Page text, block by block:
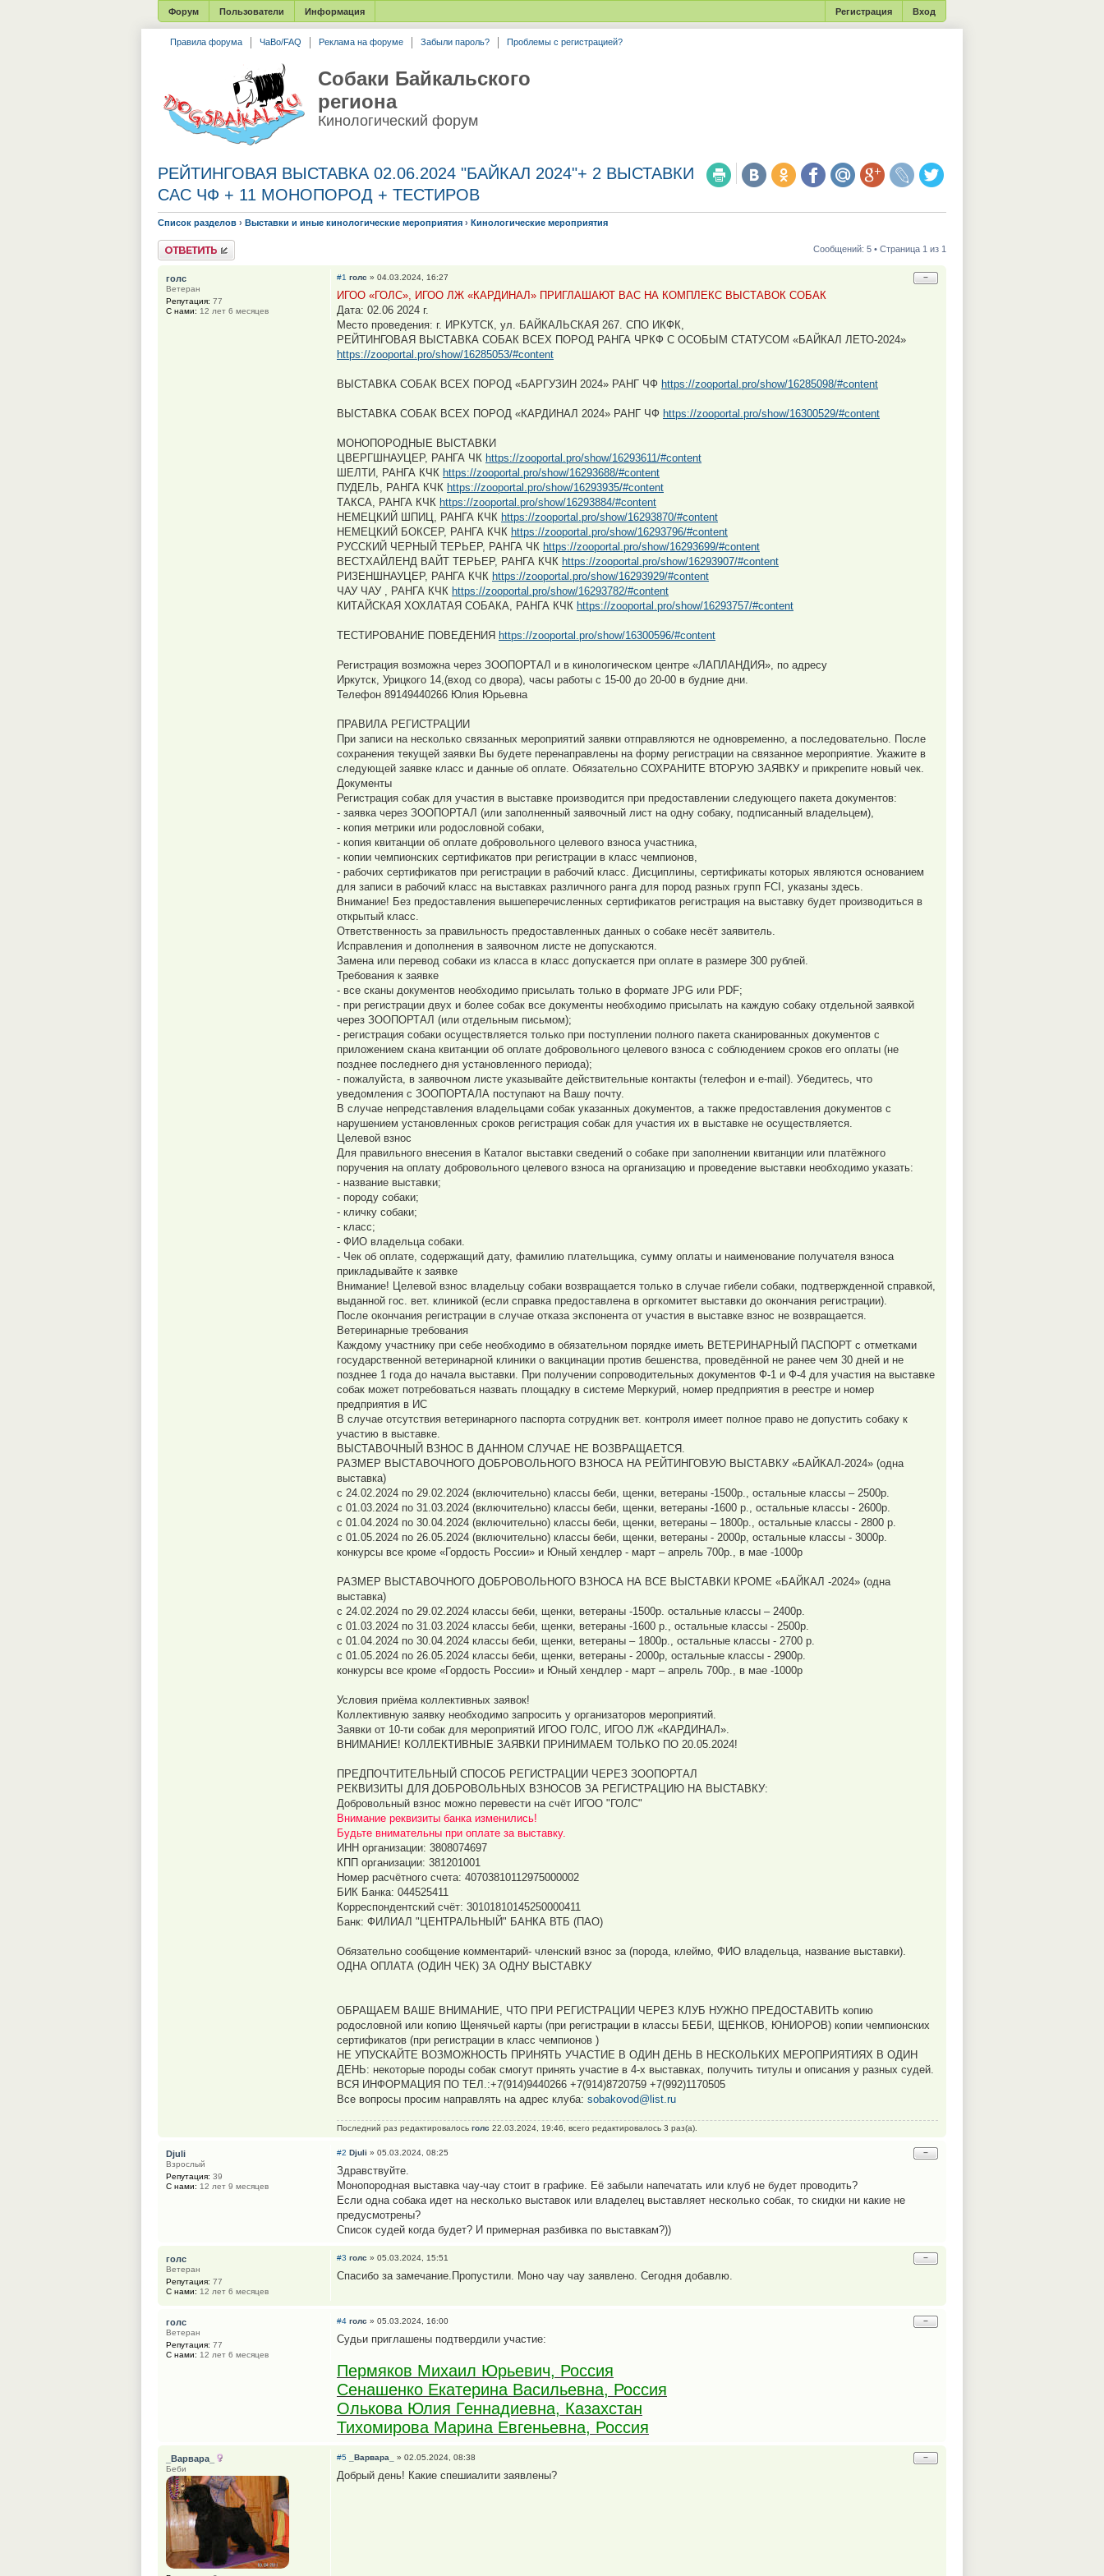
Форум Пользователи Информация Вход
Регистрация
Правила форума ЧаВо/FAQ Реклама на форуме Забыли пароль? Проблемы с регистрацией?
Собаки Байкальского
региона
Кинологический форум
РЕЙТИНГОВАЯ ВЫСТАВКА 02.06.2024 "БАЙКАЛ 2024"+ 2 ВЫСТАВКИ
САС ЧФ + 11 МОНОПОРОД + ТЕСТИРОВ
Список разделов › Выставки и иные кинологические мероприятия › Кинологические мероприятия
Ответить Сообщений: 5 • Страница 1 из 1
−
#1 голс » 04.03.2024, 16:27
ИГОО «ГОЛС», ИГОО ЛЖ «КАРДИНАЛ» ПРИГЛАШАЮТ ВАС НА КОМПЛЕКС ВЫСТАВОК СОБАК
Дата: 02.06 2024 г.
Место проведения: г. ИРКУТСК, ул. БАЙКАЛЬСКАЯ 267. СПО ИКФК,
РЕЙТИНГОВАЯ ВЫСТАВКА СОБАК ВСЕХ ПОРОД РАНГА ЧРКФ С ОСОБЫМ СТАТУСОМ «БАЙКАЛ ЛЕТО-2024»
https://zooportal.pro/show/16285053/#content
ВЫСТАВКА СОБАК ВСЕХ ПОРОД «БАРГУЗИН 2024» РАНГ ЧФ https://zooportal.pro/show/16285098/#content
ВЫСТАВКА СОБАК ВСЕХ ПОРОД «КАРДИНАЛ 2024» РАНГ ЧФ https://zooportal.pro/show/16300529/#content
МОНОПОРОДНЫЕ ВЫСТАВКИ
ЦВЕРГШНАУЦЕР, РАНГА ЧК https://zooportal.pro/show/16293611/#content
ШЕЛТИ, РАНГА КЧК https://zooportal.pro/show/16293688/#content
ПУДЕЛЬ, РАНГА КЧК https://zooportal.pro/show/16293935/#content
ТАКСА, РАНГА КЧК https://zooportal.pro/show/16293884/#content
НЕМЕЦКИЙ ШПИЦ, РАНГА КЧК https://zooportal.pro/show/16293870/#content
НЕМЕЦКИЙ БОКСЕР, РАНГА КЧК https://zooportal.pro/show/16293796/#content
РУССКИЙ ЧЕРНЫЙ ТЕРЬЕР, РАНГА ЧК https://zooportal.pro/show/16293699/#content
ВЕСТХАЙЛЕНД ВАЙТ ТЕРЬЕР, РАНГА КЧК https://zooportal.pro/show/16293907/#content
РИЗЕНШНАУЦЕР, РАНГА КЧК https://zooportal.pro/show/16293929/#content
ЧАУ ЧАУ , РАНГА КЧК https://zooportal.pro/show/16293782/#content
КИТАЙСКАЯ ХОХЛАТАЯ СОБАКА, РАНГА КЧК https://zooportal.pro/show/16293757/#content
ТЕСТИРОВАНИЕ ПОВЕДЕНИЯ https://zooportal.pro/show/16300596/#content
Регистрация возможна через ЗООПОРТАЛ и в кинологическом центре «ЛАПЛАНДИЯ», по адресу
Иркутск, Урицкого 14,(вход со двора), часы работы с 15-00 до 20-00 в будние дни.
Телефон 89149440266 Юлия Юрьевна
ПРАВИЛА РЕГИСТРАЦИИ
При записи на несколько связанных мероприятий заявки отправляются не одновременно, а последовательно. После
сохранения текущей заявки Вы будете перенаправлены на форму регистрации на связанное мероприятие. Укажите в
следующей заявке класс и данные об оплате. Обязательно СОХРАНИТЕ ВТОРУЮ ЗАЯВКУ и прикрепите новый чек.
Документы
Регистрация собак для участия в выставке производится при предоставлении следующего пакета документов:
- заявка через ЗООПОРТАЛ (или заполненный заявочный лист на одну собаку, подписанный владельцем),
- копия метрики или родословной собаки,
- копия квитанции об оплате добровольного целевого взноса участника,
- копии чемпионских сертификатов при регистрации в класс чемпионов,
- рабочих сертификатов при регистрации в рабочий класс. Дисциплины, сертификаты которых являются основанием
для записи в рабочий класс на выставках различного ранга для пород разных групп FCI, указаны здесь.
Внимание! Без предоставления вышеперечисленных сертификатов регистрация на выставку будет производиться в
открытый класс.
Ответственность за правильность предоставленных данных о собаке несёт заявитель.
Исправления и дополнения в заявочном листе не допускаются.
Замена или перевод собаки из класса в класс допускается при оплате в размере 300 рублей.
Требования к заявке
- все сканы документов необходимо присылать только в формате JPG или PDF;
- при регистрации двух и более собак все документы необходимо присылать на каждую собаку отдельной заявкой
через ЗООПОРТАЛ (или отдельным письмом);
- регистрация собаки осуществляется только при поступлении полного пакета сканированных документов с
приложением скана квитанции об оплате добровольного целевого взноса с соблюдением сроков его оплаты (не
позднее последнего дня установленного периода);
- пожалуйста, в заявочном листе указывайте действительные контакты (телефон и e-mail). Убедитесь, что
уведомления с ЗООПОРТАЛА поступают на Вашу почту.
В случае непредставления владельцами собак указанных документов, а также предоставления документов с
нарушением установленных сроков регистрация собак для участия их в выставке не осуществляется.
Целевой взнос
Для правильного внесения в Каталог выставки сведений о собаке при заполнении квитанции или платёжного
поручения на оплату добровольного целевого взноса на организацию и проведение выставки необходимо указать:
- название выставки;
- породу собаки;
- кличку собаки;
- класс;
- ФИО владельца собаки.
- Чек об оплате, содержащий дату, фамилию плательщика, сумму оплаты и наименование получателя взноса
прикладывайте к заявке
Внимание! Целевой взнос владельцу собаки возвращается только в случае гибели собаки, подтвержденной справкой,
выданной гос. вет. клиникой (если справка предоставлена в оргкомитет выставки до окончания регистрации).
После окончания регистрации в случае отказа экспонента от участия в выставке взнос не возвращается.
Ветеринарные требования
Каждому участнику при себе необходимо в обязательном порядке иметь ВЕТЕРИНАРНЫЙ ПАСПОРТ с отметками
государственной ветеринарной клиники о вакцинации против бешенства, проведённой не ранее чем 30 дней и не
позднее 1 года до начала выставки. При получении сопроводительных документов Ф-1 и Ф-4 для участия на выставке
собак может потребоваться назвать площадку в системе Меркурий, номер предприятия в реестре и номер
предприятия в ИС
В случае отсутствия ветеринарного паспорта сотрудник вет. контроля имеет полное право не допустить собаку к
участию в выставке.
ВЫСТАВОЧНЫЙ ВЗНОС В ДАННОМ СЛУЧАЕ НЕ ВОЗВРАЩАЕТСЯ.
РАЗМЕР ВЫСТАВОЧНОГО ДОБРОВОЛЬНОГО ВЗНОСА НА РЕЙТИНГОВУЮ ВЫСТАВКУ «БАЙКАЛ-2024» (одна
выставка)
с 24.02.2024 по 29.02.2024 (включительно) классы беби, щенки, ветераны -1500р., остальные классы – 2500р.
с 01.03.2024 по 31.03.2024 (включительно) классы беби, щенки, ветераны -1600 р., остальные классы - 2600р.
с 01.04.2024 по 30.04.2024 (включительно) классы беби, щенки, ветераны – 1800р., остальные классы - 2800 р.
с 01.05.2024 по 26.05.2024 (включительно) классы беби, щенки, ветераны - 2000р, остальные классы - 3000р.
конкурсы все кроме «Гордость России» и Юный хендлер - март – апрель 700р., в мае -1000р
РАЗМЕР ВЫСТАВОЧНОГО ДОБРОВОЛЬНОГО ВЗНОСА НА ВСЕ ВЫСТАВКИ КРОМЕ «БАЙКАЛ -2024» (одна
выставка)
с 24.02.2024 по 29.02.2024 классы беби, щенки, ветераны -1500р. остальные классы – 2400р.
с 01.03.2024 по 31.03.2024 классы беби, щенки, ветераны -1600 р., остальные классы - 2500р.
с 01.04.2024 по 30.04.2024 классы беби, щенки, ветераны – 1800р., остальные классы - 2700 р.
с 01.05.2024 по 26.05.2024 классы беби, щенки, ветераны - 2000р, остальные классы - 2900р.
конкурсы все кроме «Гордость России» и Юный хендлер - март – апрель 700р., в мае -1000р
Условия приёма коллективных заявок!
Коллективную заявку необходимо запросить у организаторов мероприятий.
Заявки от 10-ти собак для мероприятий ИГОО ГОЛС, ИГОО ЛЖ «КАРДИНАЛ».
ВНИМАНИЕ! КОЛЛЕКТИВНЫЕ ЗАЯВКИ ПРИНИМАЕМ ТОЛЬКО ПО 20.05.2024!
ПРЕДПОЧТИТЕЛЬНЫЙ СПОСОБ РЕГИСТРАЦИИ ЧЕРЕЗ ЗООПОРТАЛ
РЕКВИЗИТЫ ДЛЯ ДОБРОВОЛЬНЫХ ВЗНОСОВ ЗА РЕГИСТРАЦИЮ НА ВЫСТАВКУ:
Добровольный взнос можно перевести на счёт ИГОО "ГОЛС"
Внимание реквизиты банка изменились!
Будьте внимательны при оплате за выставку.
ИНН организации: 3808074697
КПП организации: 381201001
Номер расчётного счета: 40703810112975000002
БИК Банка: 044525411
Корреспондентский счёт: 30101810145250000411
Банк: ФИЛИАЛ "ЦЕНТРАЛЬНЫЙ" БАНКА ВТБ (ПАО)
Обязательно сообщение комментарий- членский взнос за (порода, клеймо, ФИО владельца, название выставки).
ОДНА ОПЛАТА (ОДИН ЧЕК) ЗА ОДНУ ВЫСТАВКУ
ОБРАЩАЕМ ВАШЕ ВНИМАНИЕ, ЧТО ПРИ РЕГИСТРАЦИИ ЧЕРЕЗ КЛУБ НУЖНО ПРЕДОСТАВИТЬ копию
родословной или копию Щенячьей карты (при регистрации в классы БЕБИ, ЩЕНКОВ, ЮНИОРОВ) копии чемпионских
сертификатов (при регистрации в класс чемпионов )
НЕ УПУСКАЙТЕ ВОЗМОЖНОСТЬ ПРИНЯТЬ УЧАСТИЕ В ОДИН ДЕНЬ В НЕСКОЛЬКИХ МЕРОПРИЯТИЯХ В ОДИН
ДЕНЬ: некоторые породы собак смогут принять участие в 4-х выставках, получить титулы и описания у разных судей.
ВСЯ ИНФОРМАЦИЯ ПО ТЕЛ.:+7(914)9440266 +7(914)8720759 +7(992)1170505
Все вопросы просим направлять на адрес клуба: sobakovod@list.ru
Последний раз редактировалось голс 22.03.2024, 19:46, всего редактировалось 3 раз(а).
голс
Ветеран
Репутация: 77
С нами: 12 лет 6 месяцев
−
#2 Djuli » 05.03.2024, 08:25
Здравствуйте.
Монопородная выставка чау-чау стоит в графике. Её забыли напечатать или клуб не будет проводить?
Если одна собака идет на несколько выставок или владелец выставляет несколько собак, то скидки ни какие не
предусмотрены?
Список судей когда будет? И примерная разбивка по выставкам?))
Djuli
Взрослый
Репутация: 39
С нами: 12 лет 9 месяцев
−
#3 голс » 05.03.2024, 15:51
Спасибо за замечание.Пропустили. Моно чау чау заявлено. Сегодня добавлю.
голс
Ветеран
Репутация: 77
С нами: 12 лет 6 месяцев
−
#4 голс » 05.03.2024, 16:00
Судьи приглашены подтвердили участие:
Пермяков Михаил Юрьевич, Россия
Сенашенко Екатерина Васильевна, Россия
Олькова Юлия Геннадиевна, Казахстан
Тихомирова Марина Евгеньевна, Россия
голс
Ветеран
Репутация: 77
С нами: 12 лет 6 месяцев
−
#5 _Варвара_ » 02.05.2024, 08:38
Добрый день! Какие спешиалити заявлены?
_Варвара_
Беби